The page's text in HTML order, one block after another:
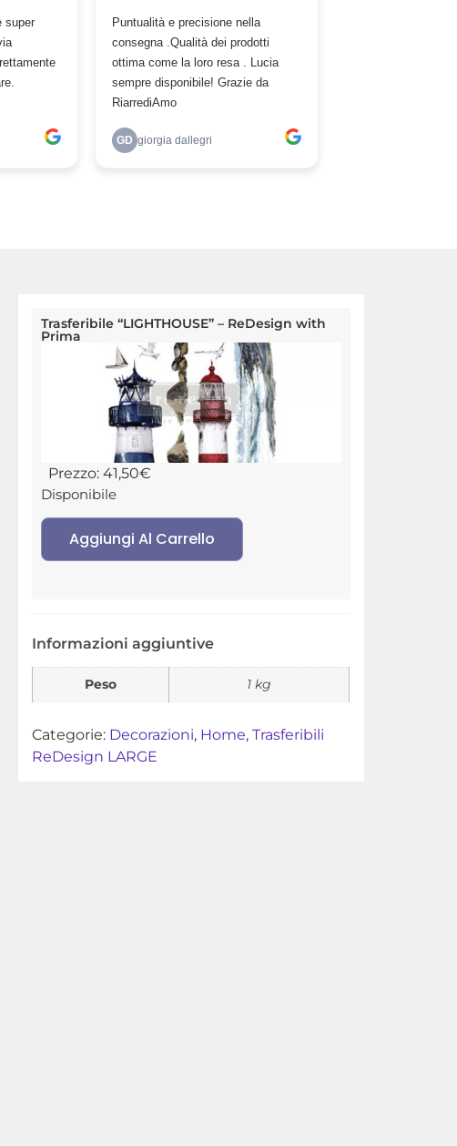
Trasferibile “LIGHTHOUSE” – ReDesign with
Prima
Prezzo:41,50€
Disponibile
Aggiungi Al Carrello
Informazioni aggiuntive
Peso 1 kg
Categorie: Decorazioni, Home,Trasferibili
ReDesign LARGE